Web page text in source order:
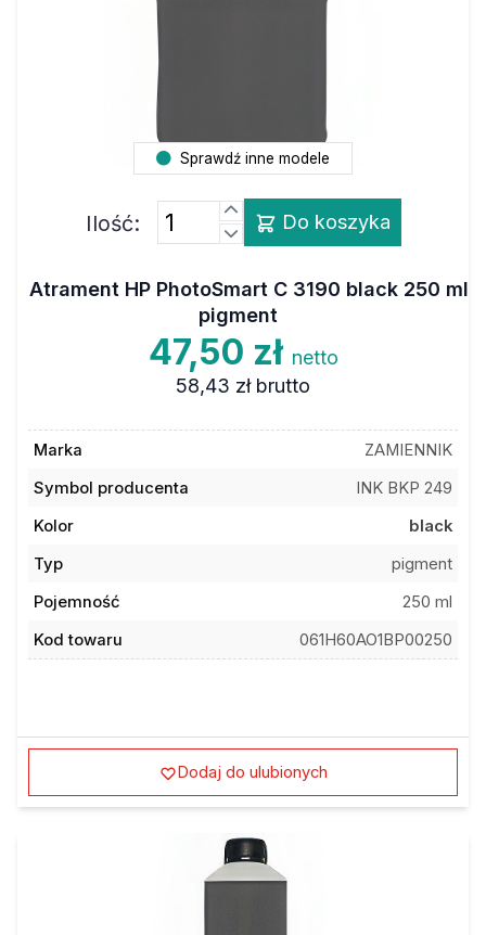
Sprawdź inne modele
Ilość: Do koszyka
Atrament HP PhotoSmart C 3190 black 250 ml
pigment
47,50 zł netto
58,43 zł brutto
Marka
ZAMIENNIK
Symbol producenta
INK BKP 249
Kolor
black
Typ
pigment
Pojemność
250 ml
Kod towaru
061H60AO1BP00250
Dodaj do ulubionych